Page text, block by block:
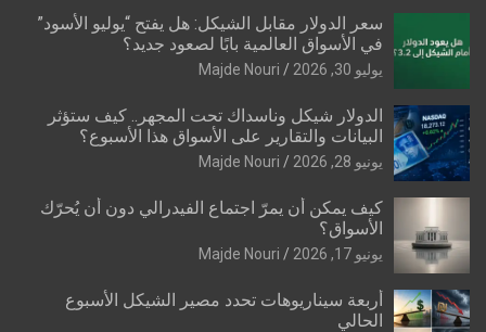
سعر الدولار مقابل الشيكل: هل يفتح “يوليو الأسود”
في الأسواق العالمية بابًا لصعود جديد؟
يوليو 30, 2026 Majde Nouri
الدولار شيكل وناسداك تحت المجهر.. كيف ستؤثر
البيانات والتقارير على الأسواق هذا الأسبوع؟
يونيو 28, 2026 Majde Nouri
كيف يمكن أن يمرّ اجتماع الفيدرالي دون أن يُحرّك
الأسواق؟
يونيو 17, 2026 Majde Nouri
أربعة سيناريوهات تحدد مصير الشيكل الأسبوع
الحالي